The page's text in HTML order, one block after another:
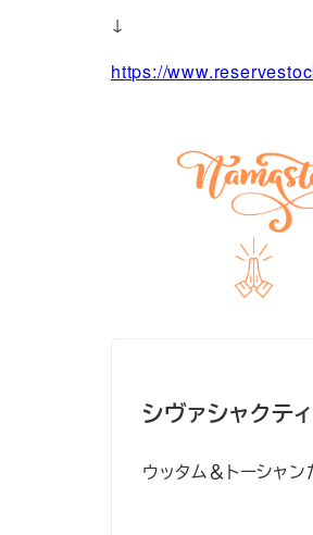
↓
https://
シヴァシャクテ
ウッタム＆トーシャ